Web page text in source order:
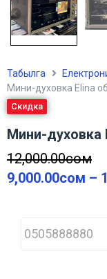
Табылга
Мини-духовка Elina
Скидка
Мини-духовка
12,000.00сом
9,000.00сом –
h
o